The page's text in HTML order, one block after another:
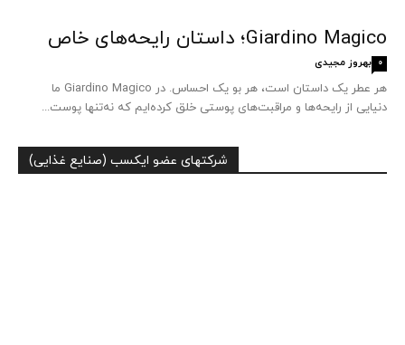
Giardino Magico؛ داستان رایحه‌های خاص
بهروز مجیدی 0
هر عطر یک داستان است، هر بو یک احساس. در Giardino Magico ما
دنیایی از رایحه‌ها و مراقبت‌های پوستی خلق کرده‌ایم که نه‌تنها پوست...
شرکتهای عضو ایکسب (صنایع غذایی)